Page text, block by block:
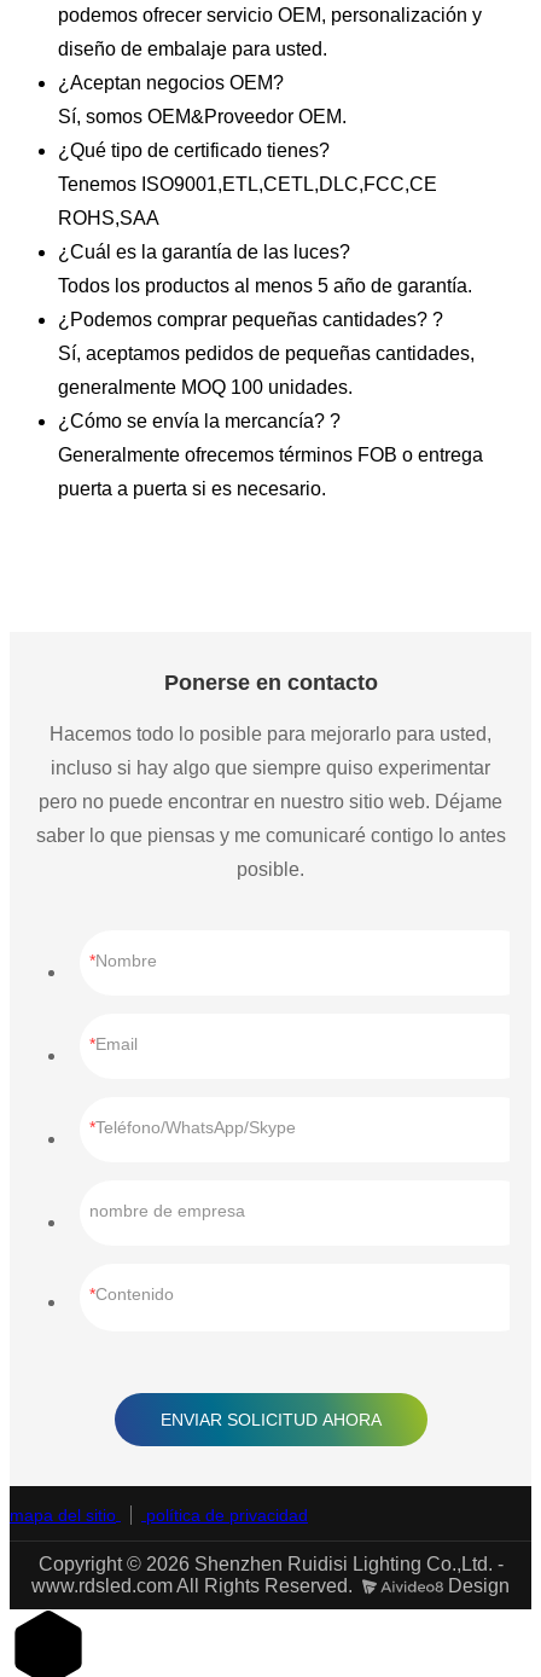
podemos ofrecer servicio OEM, personalización y
diseño de embalaje para usted.
¿Aceptan negocios OEM?
Sí, somos OEM&Proveedor OEM.
¿Qué tipo de certificado tienes?
Tenemos ISO9001,ETL,CETL,DLC,FCC,CE
ROHS,SAA
¿Cuál es la garantía de las luces?
Todos los productos al menos 5 año de garantía.
¿Podemos comprar pequeñas cantidades? ?
Sí, aceptamos pedidos de pequeñas cantidades,
generalmente MOQ 100 unidades.
¿Cómo se envía la mercancía? ?
Generalmente ofrecemos términos FOB o entrega
puerta a puerta si es necesario.
Ponerse en contacto
Hacemos todo lo posible para mejorarlo para usted,
incluso si hay algo que siempre quiso experimentar
pero no puede encontrar en nuestro sitio web. Déjame
saber lo que piensas y me comunicaré contigo lo antes
posible.
Nombre
Email
Teléfono/WhatsApp/Skype
nombre de empresa
Contenido
ENVIAR SOLICITUD AHORA
mapa del sitio política de privacidad
Copyright © 2026 Shenzhen Ruidisi Lighting Co.,Ltd. -
www.rdsled.com All Rights Reserved.
Design